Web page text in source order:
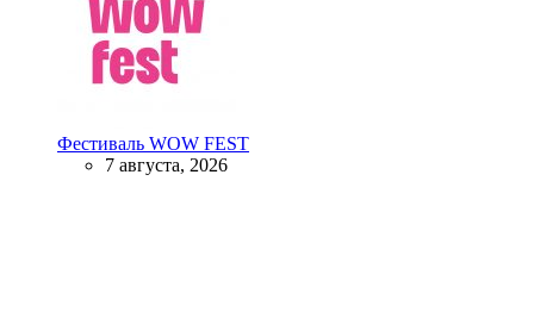
Фестиваль WOW FEST
7 августа, 2026